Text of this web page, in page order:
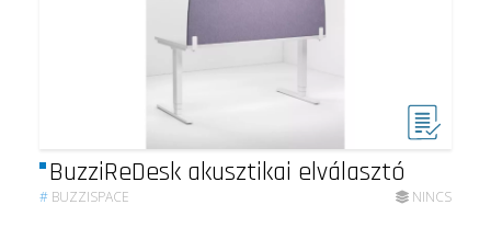
BuzziReDesk akusztikai elválasztó
# BUZZISPACE NINCS